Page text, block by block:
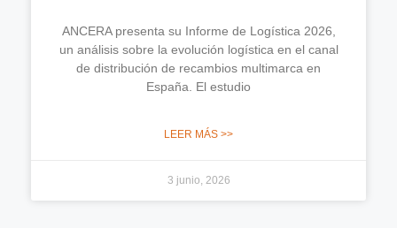
ANCERA presenta su Informe de Logística 2026,
un análisis sobre la evolución logística en el canal
de distribución de recambios multimarca en
España. El estudio
LEER MÁS >>
3 junio, 2026